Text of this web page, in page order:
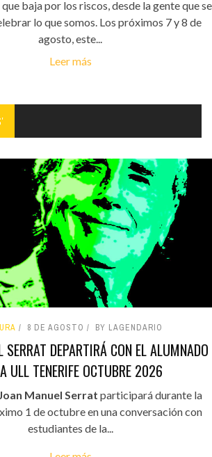
baja por los riscos, desde la gente que se
lo que somos. Los próximos 7 y 8 de
agosto, este...
Leer más
8 DE AGOSTO BY LAGENDARIO
SERRAT DEPARTIRÁ CON EL ALUMNADO
ULL TENERIFE OCTUBRE 2026
Manuel Serrat participará durante la
1 de octubre en una conversación con
estudiantes de la...